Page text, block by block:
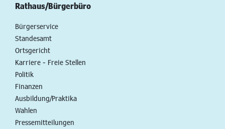
Rathaus/Bürgerbüro
Bürgerservice
Standesamt
Ortsgericht
Karriere - Freie Stellen
Politik
Finanzen
Ausbildung/Praktika
Wahlen
Pressemitteilungen